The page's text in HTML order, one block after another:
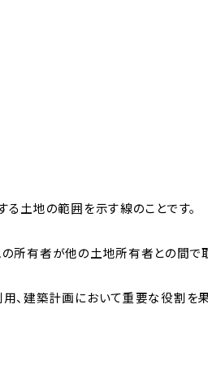
る土地の範囲を示す線のことです。
所有者が他の土地所有者との間で
、建築計画において重要な役割を果